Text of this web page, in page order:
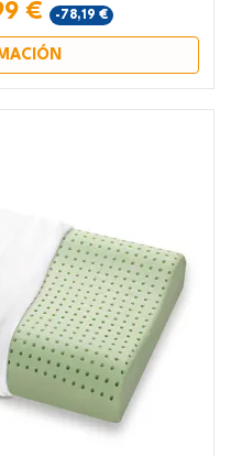
€ -78,19 €